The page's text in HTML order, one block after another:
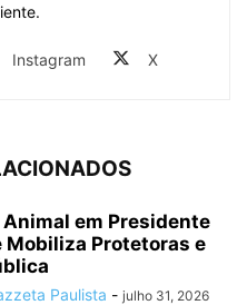
Instagram X
Animal em Presidente
Mobiliza Protetoras e
Paulista - julho 31, 2026